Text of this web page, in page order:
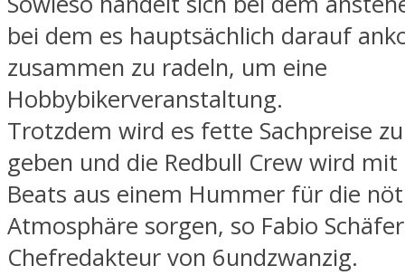
bei dem es hauptsächlich darauf
zusammen zu radeln, um eine
Hobbybikerveranstaltung.
Trotzdem wird es fette Sachpreise
geben und die Redbull Crew wird mit
Beats aus einem Hummer für die
Atmosphäre sorgen, so Fabio
Chefredakteur von 6undzwanzig.